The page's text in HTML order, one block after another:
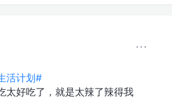
活计划#
太好吃了，就是太辣了辣得我